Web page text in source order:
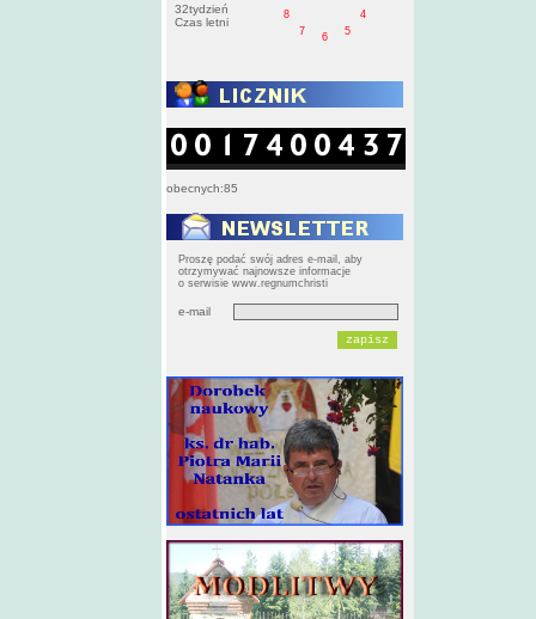
32tydzień
Czas letni
4
5
6
7
8
obecnych:85
Proszę podać swój adres e-mail, aby
otrzymywać najnowsze informacje
o serwisie www.regnumchristi
e-mail